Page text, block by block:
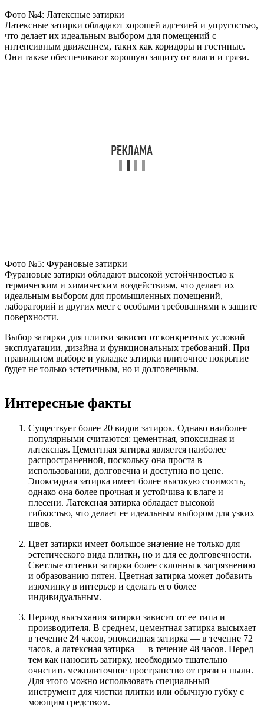
Фото №4: Латексные затирки
Латексные затирки обладают хорошей адгезией и упругостью,
что делает их идеальным выбором для помещений с
интенсивным движением, таких как коридоры и гостиные.
Они также обеспечивают хорошую защиту от влаги и грязи.
Фото №5: Фурановые затирки
Фурановые затирки обладают высокой устойчивостью к
термическим и химическим воздействиям, что делает их
идеальным выбором для промышленных помещений,
лабораторий и других мест с особыми требованиями к защите
поверхности.
Выбор затирки для плитки зависит от конкретных условий
эксплуатации, дизайна и функциональных требований. При
правильном выборе и укладке затирки плиточное покрытие
будет не только эстетичным, но и долговечным.
Интересные факты
Существует более 20 видов затирок. Однако наиболее
популярными считаются: цементная, эпоксидная и
латексная. Цементная затирка является наиболее
распространенной, поскольку она проста в
использовании, долговечна и доступна по цене.
Эпоксидная затирка имеет более высокую стоимость,
однако она более прочная и устойчива к влаге и
плесени. Латексная затирка обладает высокой
гибкостью, что делает ее идеальным выбором для узких
швов.
Цвет затирки имеет большое значение не только для
эстетического вида плитки, но и для ее долговечности.
Светлые оттенки затирки более склонны к загрязнению
и образованию пятен. Цветная затирка может добавить
изюминку в интерьер и сделать его более
индивидуальным.
Период высыхания затирки зависит от ее типа и
производителя. В среднем, цементная затирка высыхает
в течение 24 часов, эпоксидная затирка — в течение 72
часов, а латексная затирка — в течение 48 часов. Перед
тем как наносить затирку, необходимо тщательно
очистить межплиточное пространство от грязи и пыли.
Для этого можно использовать специальный
инструмент для чистки плитки или обычную губку с
моющим средством.